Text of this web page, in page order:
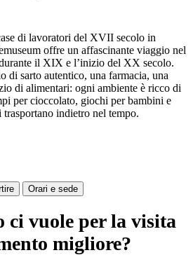
di lavoratori del XVII secolo in
offre un affascinante viaggio nel
il XIX e l’inizio del XX secolo.
di sarto autentico, una farmacia, una
di alimentari: ogni ambiente è ricco di
per cioccolato, giochi per bambini e
indietro nel tempo.
Orari e sede
ci vuole per la visita
migliore?